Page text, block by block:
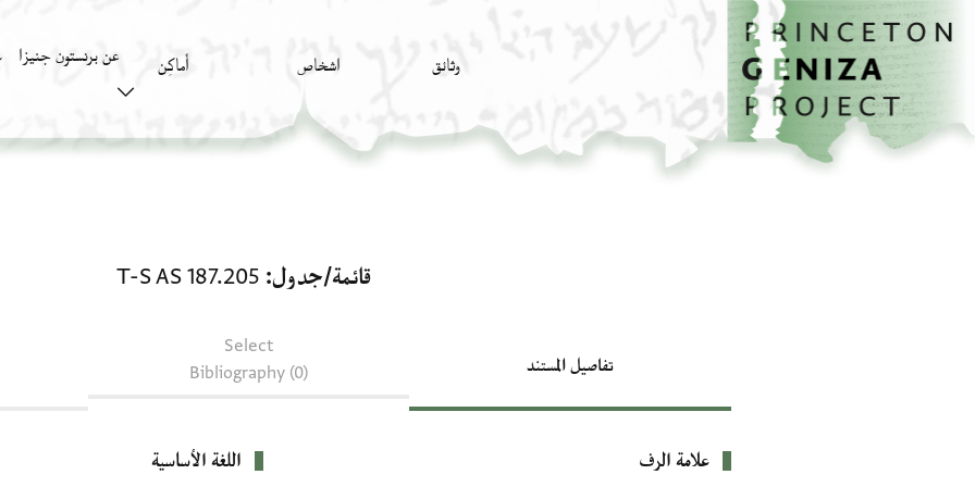
تخطي إلى المحتوى الرئيسي
الصفحة الرئيسية
وثائق اشخاص أَماكِن عن برنستون جنيزا
قائمة/جدول T-S AS 187.205
تفاصيل المستند
Select
Bibliography (0)
بيانات التعريف
علامة الرف اللغة الأساسية